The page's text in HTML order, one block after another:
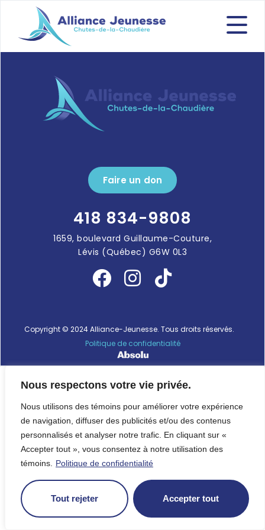
Nous respectons votre vie privée.
Nous utilisons des témoins pour améliorer votre expérience
de navigation, diffuser des publicités et/ou des contenus
personnalisés et analyser notre trafic. En cliquant sur «
Accepter tout », vous consentez à notre utilisation des
témoins.
Politique de confidentialité
Tout rejeter Accepter tout
Faire un don
418 834-9808
1659, boulevard Guillaume-Couture,
Lévis (Québec) G6W 0L3
Copyright © 2024 Alliance-Jeunesse. Tous droits réservés.
Politique de confidentialité